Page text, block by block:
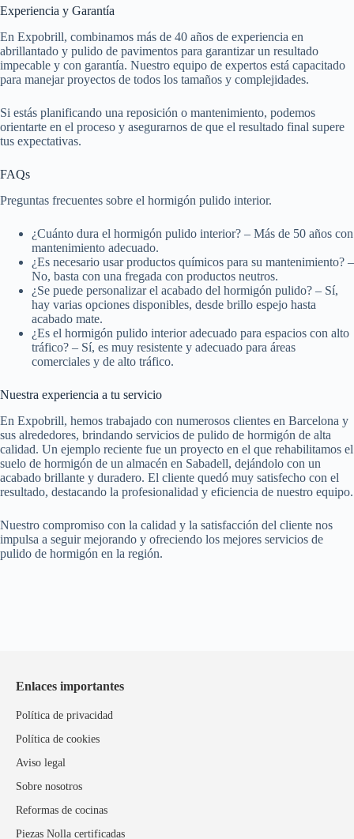
Experiencia y Garantía
En Expobrill, combinamos más de 40 años de experiencia en
abrillantado y pulido de pavimentos para garantizar un resultado
impecable y con garantía. Nuestro equipo de expertos está capacitado
para manejar proyectos de todos los tamaños y complejidades.
Si estás planificando una reposición o mantenimiento, podemos
orientarte en el proceso y asegurarnos de que el resultado final supere
tus expectativas.
FAQs
Preguntas frecuentes sobre el hormigón pulido interior.
¿Cuánto dura el hormigón pulido interior? – Más de 50 años con
mantenimiento adecuado.
¿Es necesario usar productos químicos para su mantenimiento? –
No, basta con una fregada con productos neutros.
¿Se puede personalizar el acabado del hormigón pulido? – Sí,
hay varias opciones disponibles, desde brillo espejo hasta
acabado mate.
¿Es el hormigón pulido interior adecuado para espacios con alto
tráfico? – Sí, es muy resistente y adecuado para áreas
comerciales y de alto tráfico.
Nuestra experiencia a tu servicio
En Expobrill, hemos trabajado con numerosos clientes en Barcelona y
sus alrededores, brindando servicios de pulido de hormigón de alta
calidad. Un ejemplo reciente fue un proyecto en el que rehabilitamos el
suelo de hormigón de un almacén en Sabadell, dejándolo con un
acabado brillante y duradero. El cliente quedó muy satisfecho con el
resultado, destacando la profesionalidad y eficiencia de nuestro equipo.
Nuestro compromiso con la calidad y la satisfacción del cliente nos
impulsa a seguir mejorando y ofreciendo los mejores servicios de
pulido de hormigón en la región.
Enlaces importantes
Política de privacidad
Política de cookies
Aviso legal
Sobre nosotros
Reformas de cocinas
Piezas Nolla certificadas